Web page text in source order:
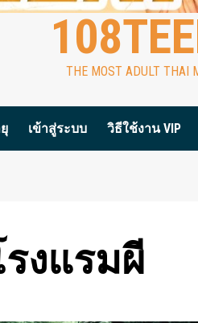
THE MOST ADULT THAI
เข้าสู่ระบบ วิธีใช้งาน VIP
งแรมผี